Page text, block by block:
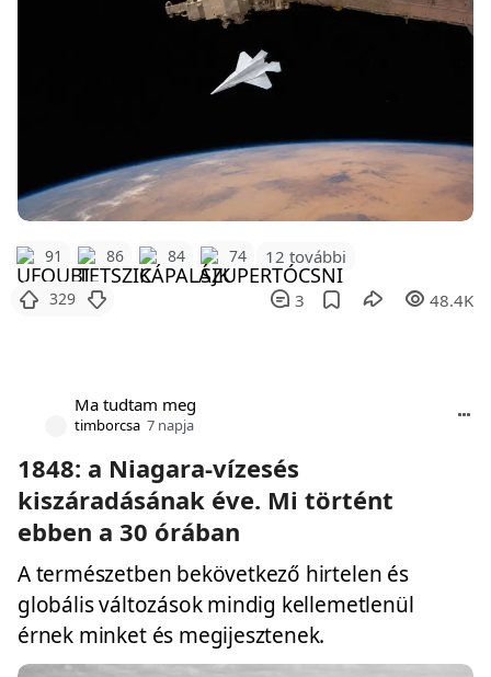
91 86 84 74 12 további
329 3 48.4K
Ma tudtam meg
timborcsa 7 napja
1848: a Niagara-vízesés
kiszáradásának éve. Mi történt
ebben a 30 órában
A természetben bekövetkező hirtelen és
globális változások mindig kellemetlenül
érnek minket és megijesztenek.